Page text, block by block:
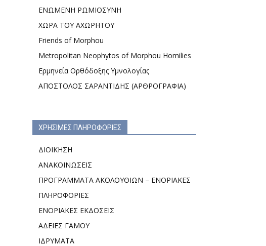
ΕΝΩΜΕΝΗ ΡΩΜΙΟΣΥΝΗ
ΧΩΡΑ ΤΟΥ ΑΧΩΡΗΤΟΥ
Friends of Morphou
Metropolitan Neophytos of Morphou Homilies
Ερμηνεία Ορθόδοξης Υμνολογίας
ΑΠΟΣΤΟΛΟΣ ΣΑΡΑΝΤΙΔΗΣ (ΑΡΘΡΟΓΡΑΦΙΑ)
ΧΡΗΣΙΜΕΣ ΠΛΗΡΟΦΟΡΙΕΣ
ΔΙΟΙΚΗΣΗ
ΑΝΑΚΟΙΝΩΣΕΙΣ
ΠΡΟΓΡΑΜΜΑΤΑ ΑΚΟΛΟΥΘΙΩΝ – ΕΝΟΡΙΑΚΕΣ
ΠΛΗΡΟΦΟΡΙΕΣ
ΕΝΟΡΙΑΚΕΣ ΕΚΔΟΣΕΙΣ
ΑΔΕΙΕΣ ΓΑΜΟΥ
ΙΔΡΥΜΑΤΑ